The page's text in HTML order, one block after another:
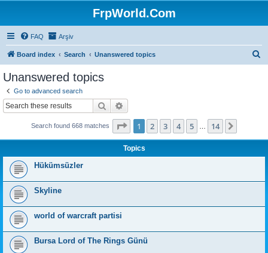
FrpWorld.Com
FAQ Arşiv
Board index Search Unanswered topics
Unanswered topics
Go to advanced search
Search
Search found 668 matches Page 1of 14
1 2 3 4 5 14
Topics
Hükümsüzler
Skyline
world of warcraft partisi
Bursa Lord of The Rings Günü